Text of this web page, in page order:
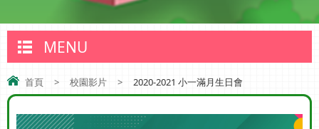
MENU
首頁 > 校園影片 > 2020-2021 小一滿月生日會